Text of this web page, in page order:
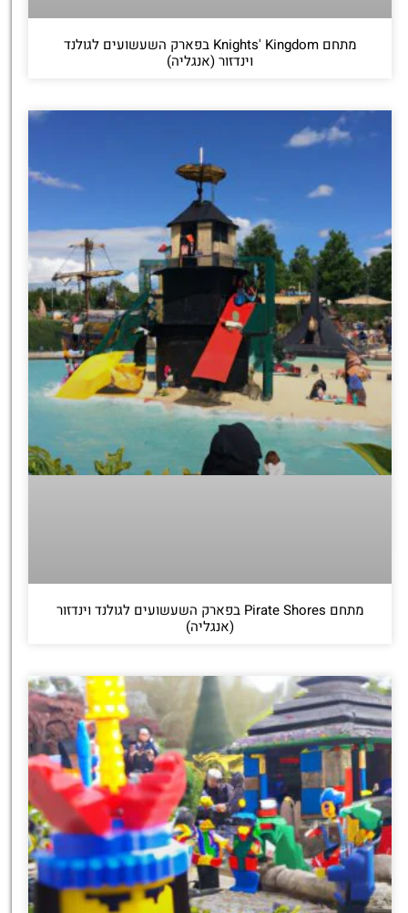
מתחם Knights' Kingdom בפארק השעשועים לגולנד
וינדזור (אנגליה)
מתחם Pirate Shores בפארק השעשועים לגולנד וינדזור
(אנגליה)